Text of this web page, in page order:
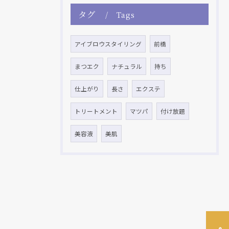
タグ Tags
アイブロウスタイリング 前橋
まつエク ナチュラル 持ち
仕上がり 長さ エクステ
トリートメント マツパ 付け放題
美容液 美肌